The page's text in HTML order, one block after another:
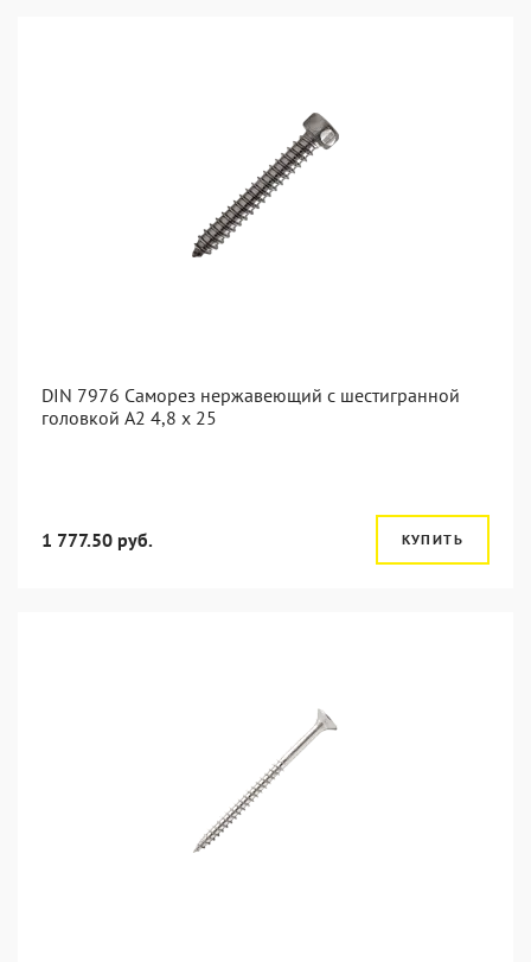
DIN 7976 Саморез нержавеющий с шестигранной
головкой А2 4,8 x 25
1 777.50 руб. КУПИТЬ